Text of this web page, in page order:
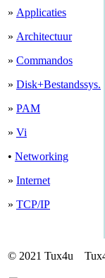
» Applicaties
» Architectuur
» Commandos
» Disk+Bestandssys.
» PAM
» Vi
• Networking
» Internet
» TCP/IP
© 2021 Tux4u